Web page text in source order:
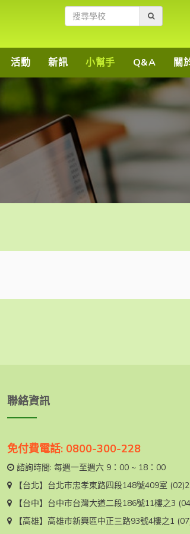
活動 新訊 小幫手 Q&A 關
聯絡資訊
免付費電話: 0800-300-228
諮詢時間: 每週一至週六 9：00 ~ 18：00
【台北】 台北市忠孝東路四段148號409室
【台中】 台中市台灣大道二段186號11樓之3
【高雄】 高雄市新興區中正三路93號4樓之1